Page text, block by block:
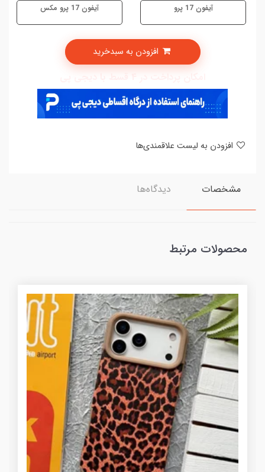
آیفون 17 پرو آیفون 17 پرو مکس
مشخصات دیدگاه‌ها
محصولات مرتبط